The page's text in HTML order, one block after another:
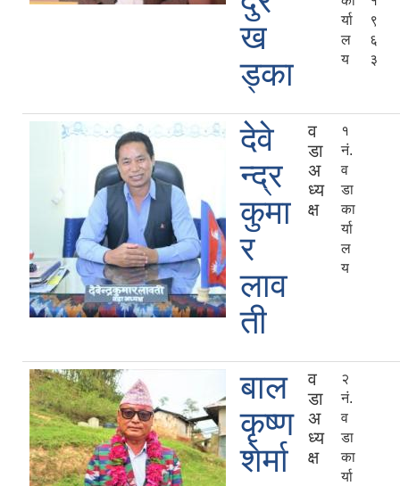
ख
ड्का
र्या
ल
य
९
६
३
देवे
न्द्र
कुमा
र
लाव
ती
व
डा
अ
ध्य
क्ष
१
नं.
व
डा
का
र्या
ल
य
बाल
कृष्ण
शेर्मा
व
डा
अ
ध्य
क्ष
२
नं.
व
डा
का
र्या